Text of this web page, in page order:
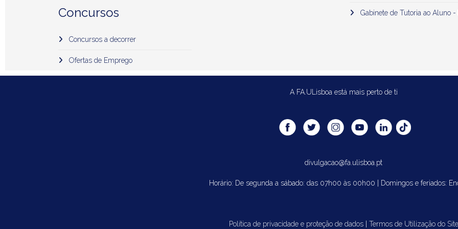
Concursos
Concursos a decorrer
Ofertas de Emprego
Gabinete de Tutoria ao Aluno -
A FA.ULisboa está mais perto de ti
divulgacao@fa.ulisboa.pt
Horário: De segunda a sábado: das 07h00 às 00h00 | Domingos e feriados:
Política de privacidade e proteção de dados| Termos de Utilização do Site